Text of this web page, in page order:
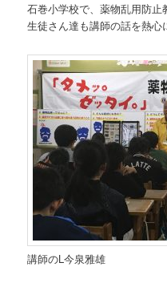
石巻小学校で、薬物乱用防止
生徒さん達も講師の話を熱心
講師のL今泉雅雄